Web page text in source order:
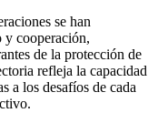
se han
y cooperación,
de la protección de
refleja la capacidad
a los desafíos de cada